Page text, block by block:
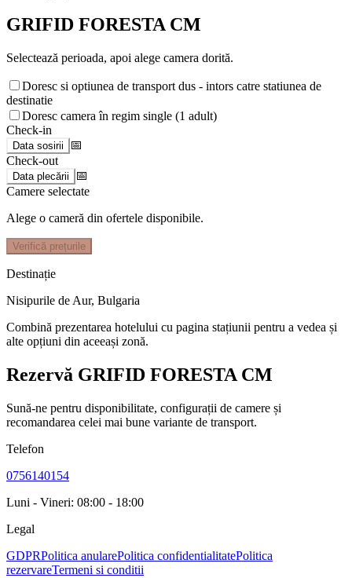
GRIFID FORESTA CM
Selectează perioada, apoi alege camera dorită.
Doresc si optiunea de transport dus - intors catre statiunea de
destinatie
Doresc camera în regim single (1 adult)
Check-in
Data sosirii
📅
Check-out
Data plecării
📅
Camere selectate
Alege o cameră din ofertele disponibile.
Verifică prețurile
Destinație
Nisipurile de Aur, Bulgaria
Combină prezentarea hotelului cu pagina stațiunii pentru a vedea și
alte opțiuni din aceeași zonă.
Rezervă GRIFID FORESTA CM
Sună-ne pentru disponibilitate, configurații de camere și
recomandarea celei mai bune variante de transport.
Telefon
0756140154
Luni - Vineri: 08:00 - 18:00
Legal
GDPRPolitica anularePolitica confidentialitatePolitica
rezervareTermeni si conditii